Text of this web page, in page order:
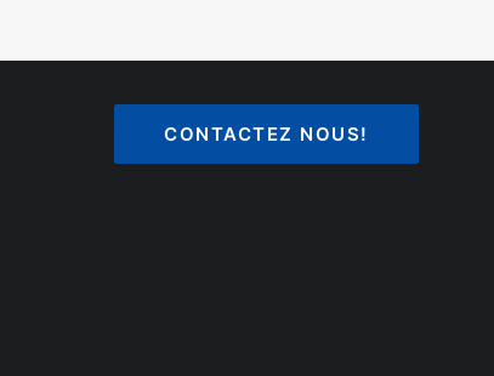
CONTACTEZ NOUS!